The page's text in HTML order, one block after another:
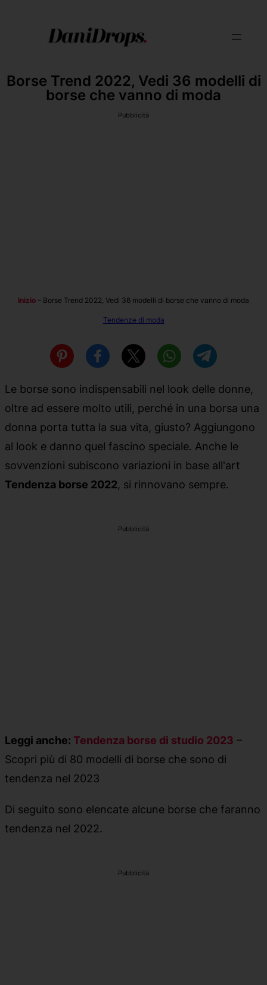
Borse Trend 2022, Vedi 36 modelli di
borse che vanno di moda
Pubblicità
Inizio – Borse Trend 2022, Vedi 36 modelli di borse che vanno di moda
Tendenze di moda
Le borse sono indispensabili nel look delle donne,
oltre ad essere molto utili, perché in una borsa una
donna porta tutta la sua vita, giusto? Aggiungono
al look e danno quel fascino speciale. Anche le
sovvenzioni subiscono variazioni in base all'art
Tendenza borse 2022, si rinnovano sempre.
Pubblicità
Leggi anche: Tendenza borse di studio 2023 –
Scopri più di 80 modelli di borse che sono di
tendenza nel 2023
Di seguito sono elencate alcune borse che faranno
tendenza nel 2022.
Pubblicità